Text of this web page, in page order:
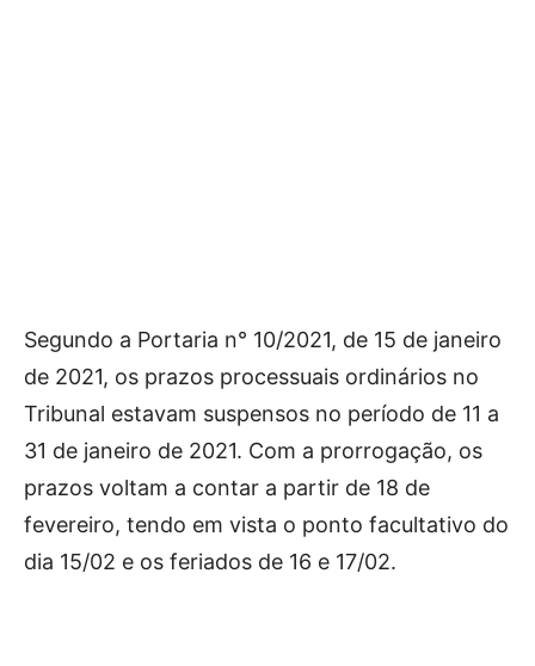
Segundo a Portaria n° 10/2021, de 15 de janeiro
de 2021, os prazos processuais ordinários no
Tribunal estavam suspensos no período de 11 a
31 de janeiro de 2021. Com a prorrogação, os
prazos voltam a contar a partir de 18 de
fevereiro, tendo em vista o ponto facultativo do
dia 15/02 e os feriados de 16 e 17/02.